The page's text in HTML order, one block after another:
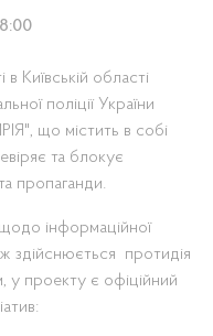
в Київській області
поліції України
що містить в собі
та блокує
пропаганди.
інформаційної
здійснюється протидія
у проекту є офіційний